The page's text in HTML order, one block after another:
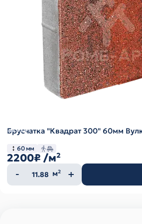
Брусчатка "Квадрат 300" 60мм
60 мм
2200₽ /м²
Количество
товара
м²